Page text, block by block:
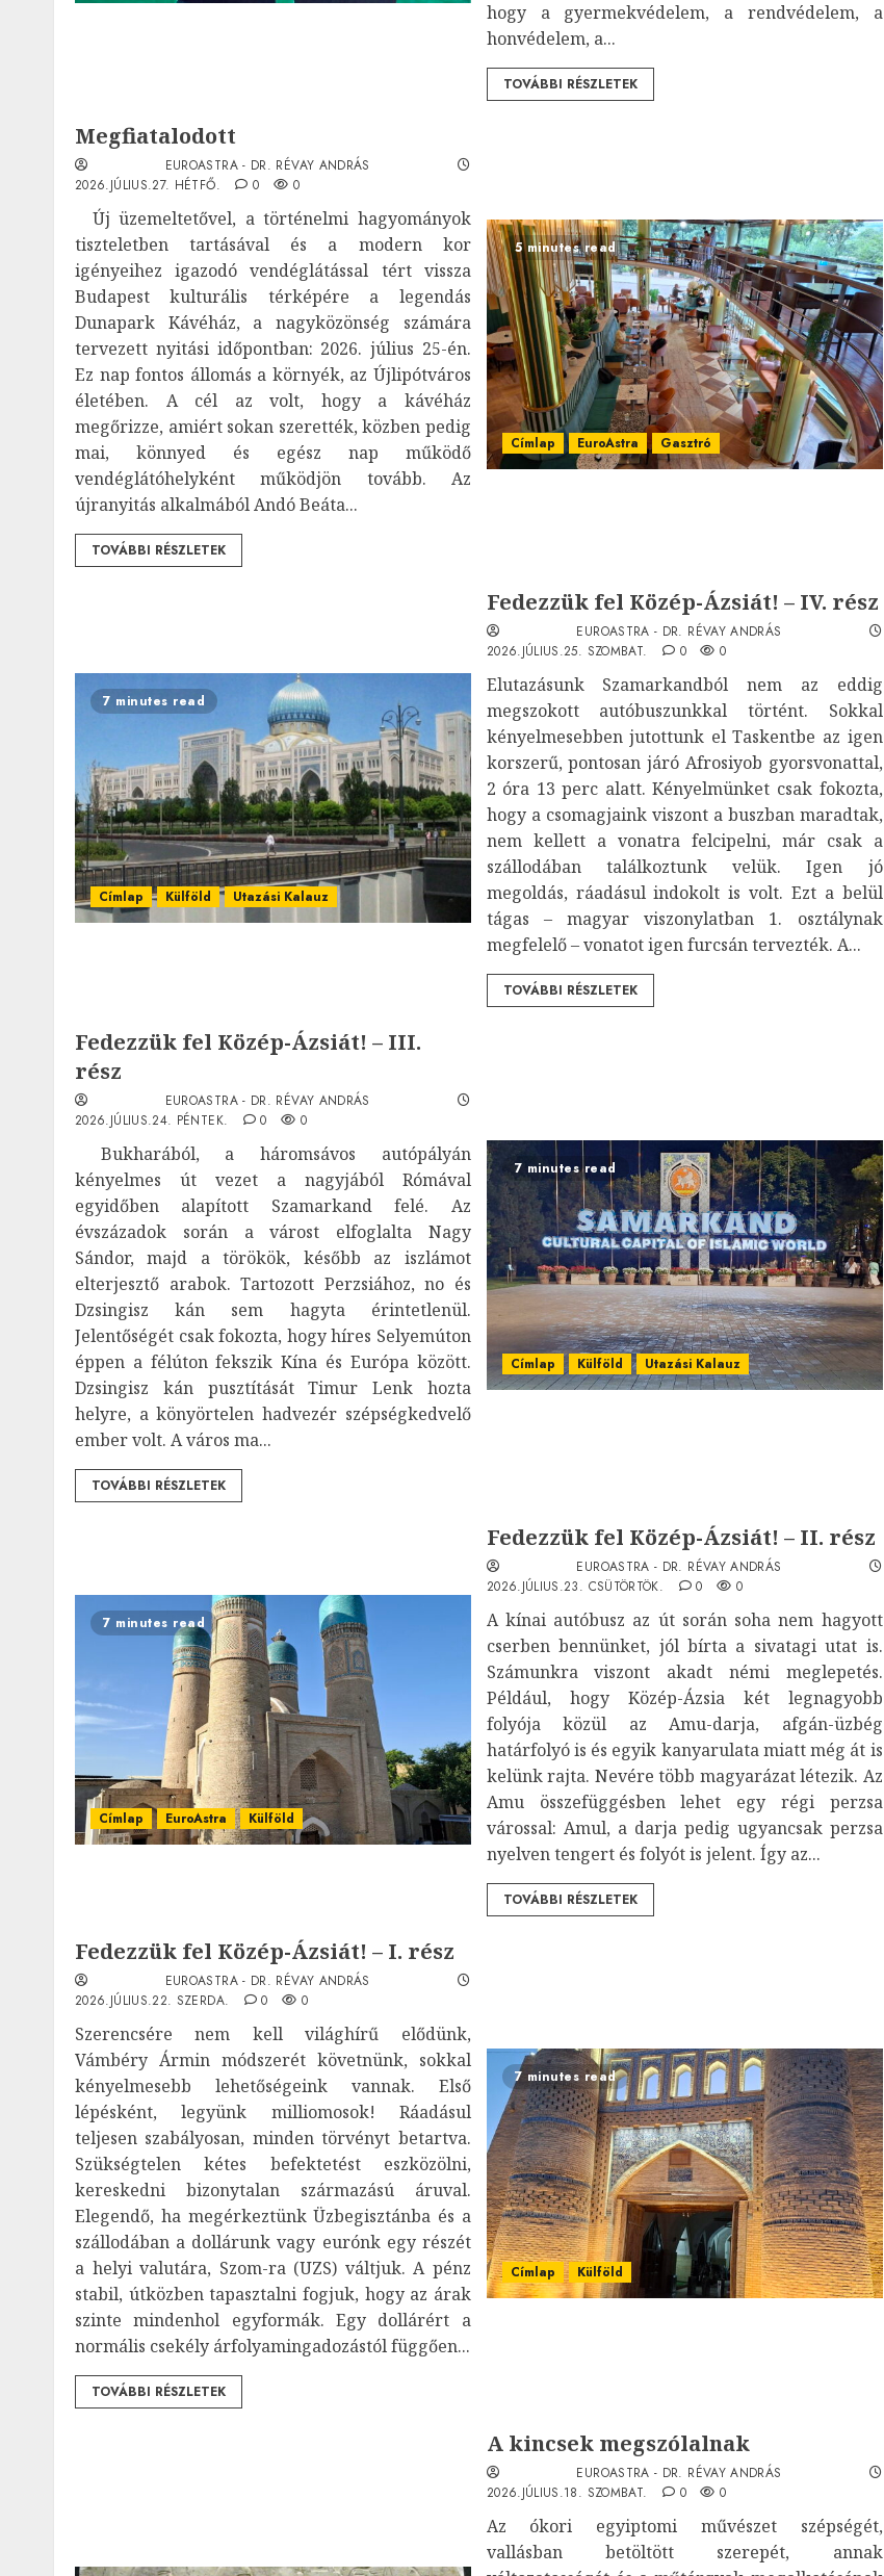
hogy a gyermekvédelem, a rendvédelem, a
honvédelem, a...
TOVÁBBI RÉSZLETEK
5 minutes read
Címlap EuroAstra Gasztró
Megfiatalodott
EUROASTRA - DR. RÉVAY ANDRÁS
2026.JÚLIUS.27. HÉTFŐ.
0 0
Új üzemeltetővel, a történelmi hagyományok
tiszteletben tartásával és a modern kor
igényeihez igazodó vendéglátással tért vissza
Budapest kulturális térképére a legendás
Dunapark Kávéház, a nagyközönség számára
tervezett nyitási időpontban: 2026. július 25-én.
Ez nap fontos állomás a környék, az Újlipótváros
életében. A cél az volt, hogy a kávéház
megőrizze, amiért sokan szerették, közben pedig
mai, könnyed és egész nap működő
vendéglátóhelyként működjön tovább. Az
újranyitás alkalmából Andó Beáta...
TOVÁBBI RÉSZLETEK
7 minutes read
Címlap Külföld Utazási Kalauz
Fedezzük fel Közép-Ázsiát! – IV. rész
EUROASTRA - DR. RÉVAY ANDRÁS
2026.JÚLIUS.25. SZOMBAT.
0 0
Elutazásunk Szamarkandból nem az eddig
megszokott autóbuszunkkal történt. Sokkal
kényelmesebben jutottunk el Taskentbe az igen
korszerű, pontosan járó Afrosiyob gyorsvonattal,
2 óra 13 perc alatt. Kényelmünket csak fokozta,
hogy a csomagjaink viszont a buszban maradtak,
nem kellett a vonatra felcipelni, már csak a
szállodában találkoztunk velük. Igen jó
megoldás, ráadásul indokolt is volt. Ezt a belül
tágas – magyar viszonylatban 1. osztálynak
megfelelő – vonatot igen furcsán tervezték. A...
TOVÁBBI RÉSZLETEK
7 minutes read
Címlap Külföld Utazási Kalauz
Fedezzük fel Közép-Ázsiát! – III.
rész
EUROASTRA - DR. RÉVAY ANDRÁS
2026.JÚLIUS.24. PÉNTEK.
0 0
Bukharából, a háromsávos autópályán
kényelmes út vezet a nagyjából Rómával
egyidőben alapított Szamarkand felé. Az
évszázadok során a várost elfoglalta Nagy
Sándor, majd a törökök, később az iszlámot
elterjesztő arabok. Tartozott Perzsiához, no és
Dzsingisz kán sem hagyta érintetlenül.
Jelentőségét csak fokozta, hogy híres Selyemúton
éppen a félúton fekszik Kína és Európa között.
Dzsingisz kán pusztítását Timur Lenk hozta
helyre, a könyörtelen hadvezér szépségkedvelő
ember volt. A város ma...
TOVÁBBI RÉSZLETEK
7 minutes read
Címlap EuroAstra Külföld
Fedezzük fel Közép-Ázsiát! – II. rész
EUROASTRA - DR. RÉVAY ANDRÁS
2026.JÚLIUS.23. CSÜTÖRTÖK.
0 0
A kínai autóbusz az út során soha nem hagyott
cserben bennünket, jól bírta a sivatagi utat is.
Számunkra viszont akadt némi meglepetés.
Például, hogy Közép-Ázsia két legnagyobb
folyója közül az Amu-darja, afgán-üzbég
határfolyó is és egyik kanyarulata miatt még át is
kelünk rajta. Nevére több magyarázat létezik. Az
Amu összefüggésben lehet egy régi perzsa
várossal: Amul, a darja pedig ugyancsak perzsa
nyelven tengert és folyót is jelent. Így az...
TOVÁBBI RÉSZLETEK
7 minutes read
Címlap Külföld
Fedezzük fel Közép-Ázsiát! – I. rész
EUROASTRA - DR. RÉVAY ANDRÁS
2026.JÚLIUS.22. SZERDA.
0 0
Szerencsére nem kell világhírű elődünk,
Vámbéry Ármin módszerét követnünk, sokkal
kényelmesebb lehetőségeink vannak. Első
lépésként, legyünk milliomosok! Ráadásul
teljesen szabályosan, minden törvényt betartva.
Szükségtelen kétes befektetést eszközölni,
kereskedni bizonytalan származású áruval.
Elegendő, ha megérkeztünk Üzbegisztánba és a
szállodában a dollárunk vagy eurónk egy részét
a helyi valutára, Szom-ra (UZS) váltjuk. A pénz
stabil, útközben tapasztalni fogjuk, hogy az árak
szinte mindenhol egyformák. Egy dollárért a
normális csekély árfolyamingadozástól függően...
TOVÁBBI RÉSZLETEK
A kincsek megszólalnak
EUROASTRA - DR. RÉVAY ANDRÁS
2026.JÚLIUS.18. SZOMBAT.
0 0
Az ókori egyiptomi művészet szépségét,
vallásban betöltött szerepét, annak